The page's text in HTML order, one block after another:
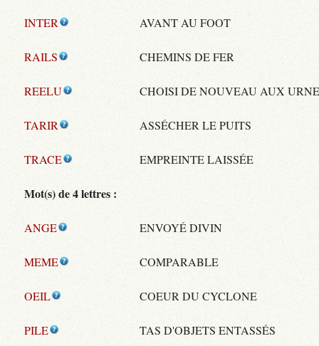
INTER AVANT AU FOOT
RAILS CHEMINS DE FER
REELU CHOISI DE NOUVEAU AUX
TARIR ASSÉCHER LE PUITS
TRACE EMPREINTE LAISSÉE
Mot(s) de 4 lettres :
ANGE ENVOYÉ DIVIN
MEME COMPARABLE
OEIL COEUR DU CYCLONE
PILE TAS D'OBJETS ENTASSÉS